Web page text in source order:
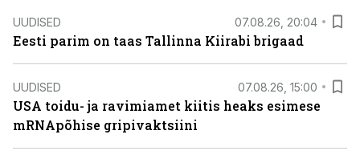
UUDISED 07.08.26, 20:04
Eesti parim on taas Tallinna Kiirabi brigaad
UUDISED 07.08.26, 15:00
USA toidu- ja ravimiamet kiitis heaks esimese
mRNApõhise gripivaktsiini